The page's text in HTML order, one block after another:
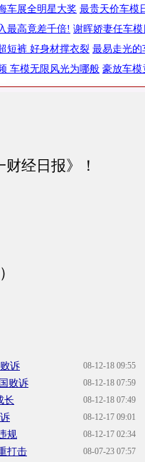
车展全明星大奖 最贵天价车模
最高竟差千倍! 谢晖娇妻任车
短裤 好身材撑衣裂 最易走光的
车模无限风光为哪般 豪放车模
经日报》！
08-12-18 09:55
诉
08-12-18 07:59
败诉
08-12-18 07:49
长
08-12-17 09:01
08-12-17 02:34
规
08-07-23 07:57
打击